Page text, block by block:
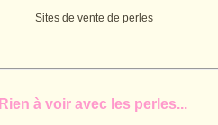
Sites de vente de perles
Rien à voir avec les perles...